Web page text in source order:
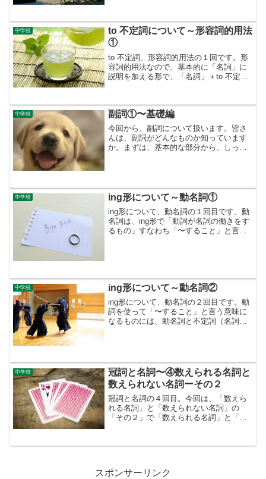
日本語にすると「〜するために」「〜し
て」のように訳になるのです。
中学校
to 不定詞について～形容詞的用法
①
to 不定詞、形容詞的用法の１回です。形
容詞的用法なので、基本的に「名詞」に
説明を加える形で、「名詞」＋to 不定
まり、形容詞的用法でよく使われる表現
をもとに、例文を示して説明していま
す。
中学校 副詞①〜基礎編
今回から、副詞について扱います。皆さ
んは、副詞がどんなものか知っています
か。まずは、基本的な部分から、しっか
中学校 ing形について～動名詞①
ing形について、動名詞の１回目です。動
名詞は、ing形で「動詞が名詞の働きをす
るもの」すなわち「〜すること」と言う
みください。
中学校 ing形について～動名詞②
ing形について、動名詞の２回目です。動
詞を使って「〜すること」と言う意味に
なるものには、動名詞と不定詞（名詞的
具体的に説明しています。
中学校
冠詞と名詞〜④数えられる名詞と
数えられない名詞ーその２
冠詞と名詞の４回目。今回は、「数えら
れる名詞」と「数えられない名詞」の
「その２」で「数えられる名詞」と「数
「数えられる名詞」を▶️「可算名詞」
スポンサーリンク